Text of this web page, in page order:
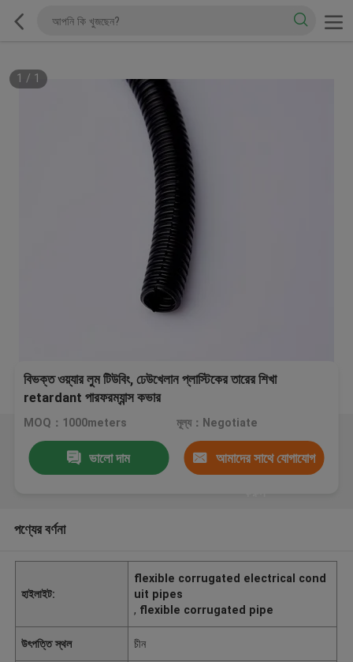
1 / 1
বিভক্ত ওয়্যার লুম টিউবিং, ঢেউখেলান প্লাস্টিকের তারের শিখা
retardant পারফরম্যান্স কভার
MOQ：1000meters মূল্য：Negotiate
ভালো দাম আমাদের সাথে যোগাযোগ
পণ্যের বর্ণনা
হাইলাইট:
flexible corrugated electrical cond
uit pipes
, flexible corrugated pipe
উৎপত্তি স্থল চীন